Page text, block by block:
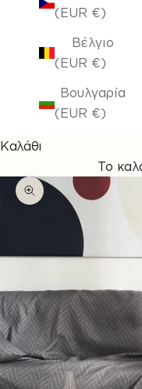
(EUR €)
Βέλγιο
(EUR €)
Βουλγαρία
(EUR €)
Καλάθι
Το
Μεγέθυνση